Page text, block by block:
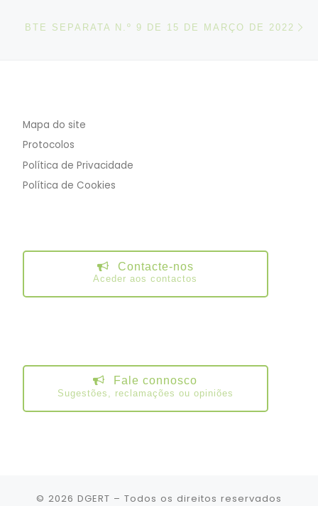
BTE SEPARATA N.º 9 DE 15 DE MARÇO DE 2022
Mapa do site
Protocolos
Política de Privacidade
Política de Cookies
Contacte-nos
Aceder aos contactos
Fale connosco
Sugestões, reclamações ou opiniões
© 2026 DGERT – Todos os direitos reservados